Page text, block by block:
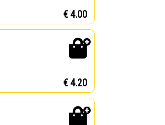
€ 4.00
€ 4.20